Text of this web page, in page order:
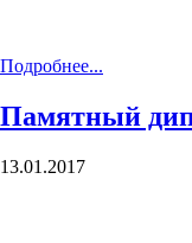
Подробнее...
Памятный
13.01.2017